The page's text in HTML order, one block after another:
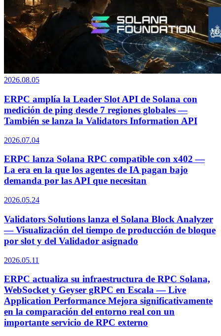
2026.08.05
ERPC amplía la Leader Slot API de Solana con
medición de ping desde 7 regiones globales —
También se lanza la Validators Information API
2026.07.04
ERPC lanza Solana RPC compatible con x402 —
La era en la que los agentes de IA pagan bajo
demanda por las API que necesitan
2026.05.24
Validators Solutions lanza el Solana Block Analyzer
— Visualización del tiempo de producción de bloque
por slot y del Validador asignado
2026.05.11
ERPC actualiza su infraestructura de RPC Solana,
WebSocket y Geyser gRPC en Escala — Live
Application Performance Mejora significativamente
en la comparación del entorno real con un
importante servicio de RPC externo